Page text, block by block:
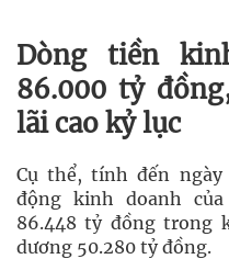
Dòng tiền
86.000 tỷ
lãi cao kỷ lục
Cụ thể, tính đến
động kinh doanh
86.448 tỷ đồng trong
dương 50.280 tỷ đồng.